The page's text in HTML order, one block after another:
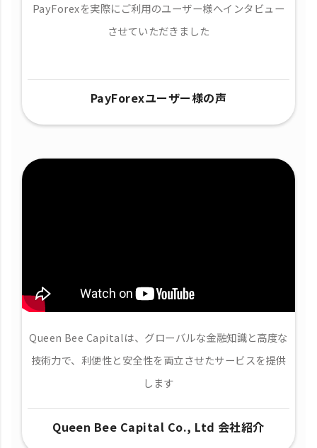
PayForexを実際にご利用のユーザー様へインタビュー
させていただきました
PayForexユーザー様の声​
Queen Bee Capitalは、グローバルな金融知識と高度な
技術力で、​利便性と安全性を両立させたサービスを提供
します
Queen Bee Capital Co., Ltd 会社紹介